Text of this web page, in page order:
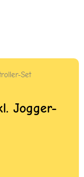
Set
Jogger-